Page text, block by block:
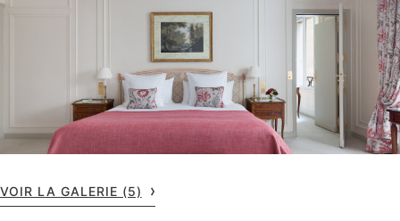
VOIR LA GALERIE (5)